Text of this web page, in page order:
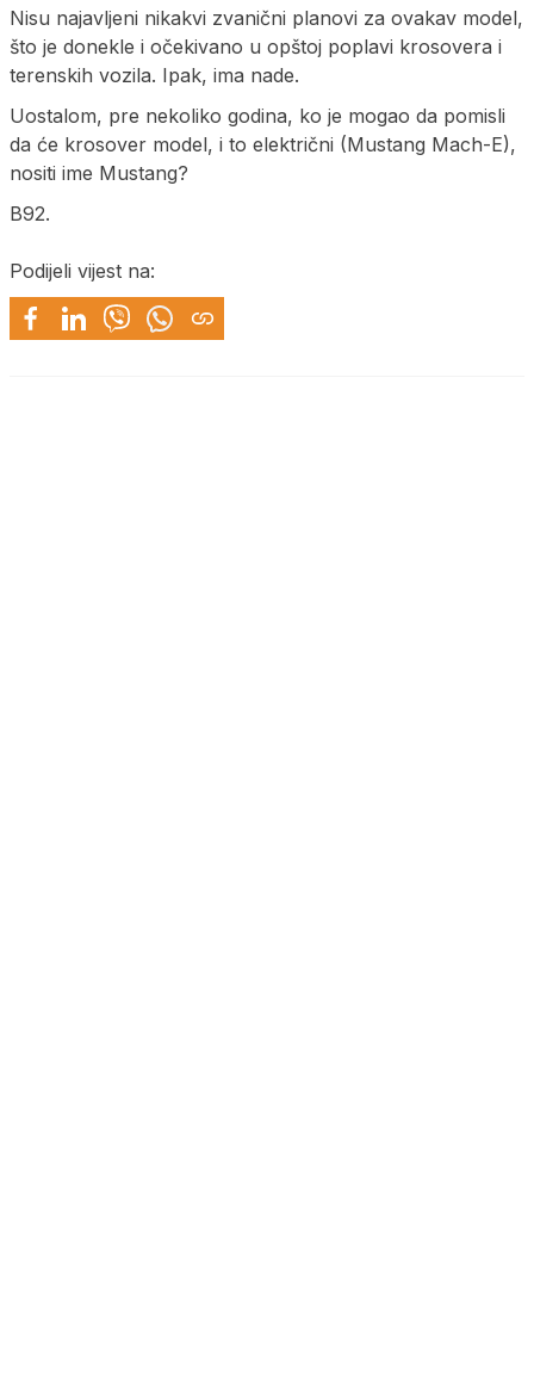
Nisu najavljeni nikakvi zvanični planovi za ovakav model,
što je donekle i očekivano u opštoj poplavi krosovera i
terenskih vozila. Ipak, ima nade.
Uostalom, pre nekoliko godina, ko je mogao da pomisli
da će krosover model, i to električni (Mustang Mach-E),
nositi ime Mustang?
B92.
Podijeli vijest na: